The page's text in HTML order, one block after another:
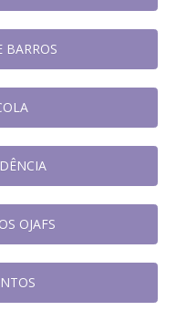
BARROS
OJAFS